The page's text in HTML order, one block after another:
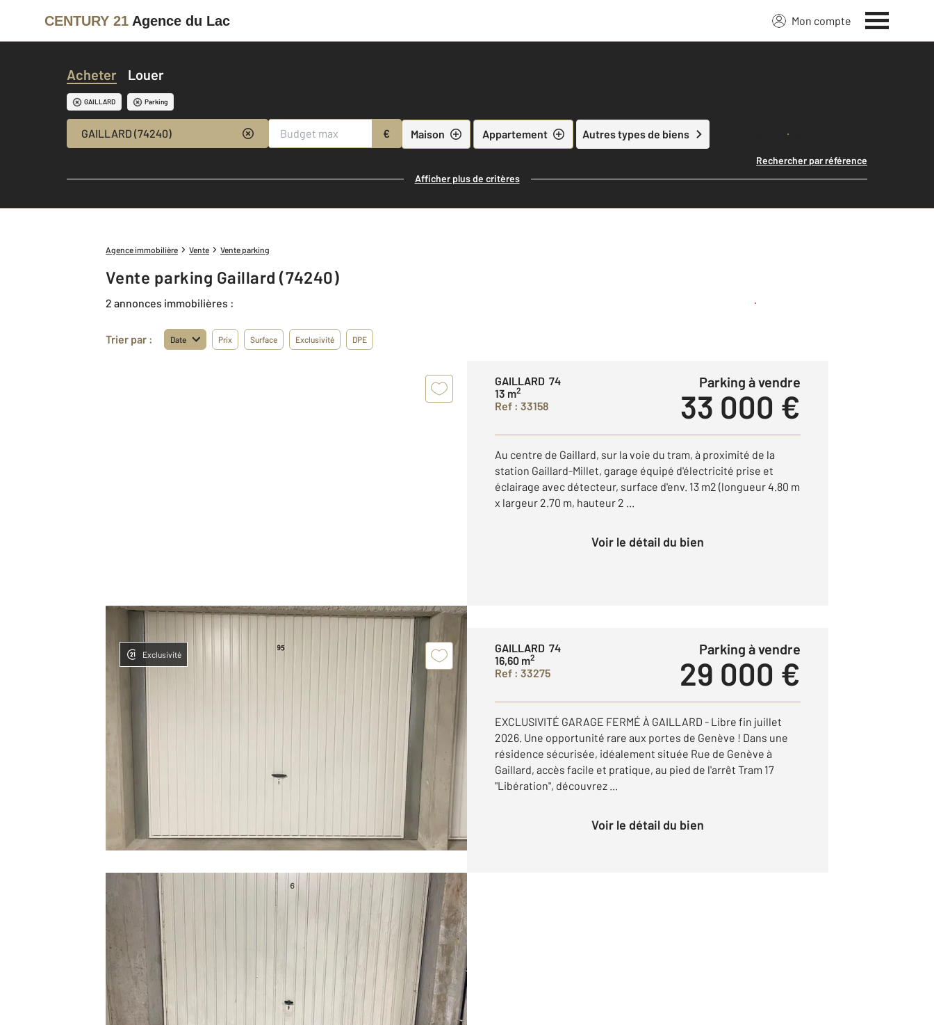
CENTURY 21 Agence du Lac Mon compte
Acheter Louer
GAILLARD Parking
GAILLARD (74240) € Maison Appartement Autres types de biens Lancer ma recherche
Rechercher par référence
Afficher plus de critères
Agence immobilière Vente Vente parking
Vente parking Gaillard (74240)
2 annonces immobilières : Créer une alerte
Trier par : Date Prix Surface Exclusivité DPE
GAILLARD 74
13 m2
Ref : 33158
Parking à vendre
33 000 €
Au centre de Gaillard, sur la voie du tram, à proximité de la
station Gaillard-Millet, garage équipé d'électricité prise et
éclairage avec détecteur, surface d'env. 13 m2 (longueur 4.80 m
x largeur 2.70 m, hauteur 2 ...
Voir le détail du bien
Exclusivité
GAILLARD 74
16,60 m2
Ref : 33275
Parking à vendre
29 000 €
EXCLUSIVITÉ GARAGE FERMÉ À GAILLARD - Libre fin juillet
2026. Une opportunité rare aux portes de Genève ! Dans une
résidence sécurisée, idéalement située Rue de Genève à
Gaillard, accès facile et pratique, au pied de l'arrêt Tram 17
"Libération", découvrez ...
Voir le détail du bien